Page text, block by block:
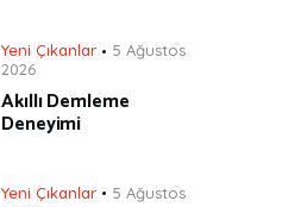
Yeni Çıkanlar
5 Ağustos
2026
Akıllı Demleme
Deneyimi
Yeni Çıkanlar
5 Ağustos